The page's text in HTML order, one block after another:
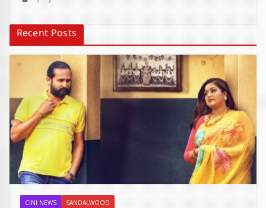
Recent Posts
CINI NEWS SANDALWOOD